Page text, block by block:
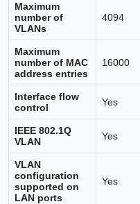
Maximum
number of
VLANs
4094
Maximum
number of MAC
address entries
16000
Interface flow
control
Yes
IEEE 802.1Q
VLAN
Yes
VLAN
configuration
supported on
LAN ports
Yes